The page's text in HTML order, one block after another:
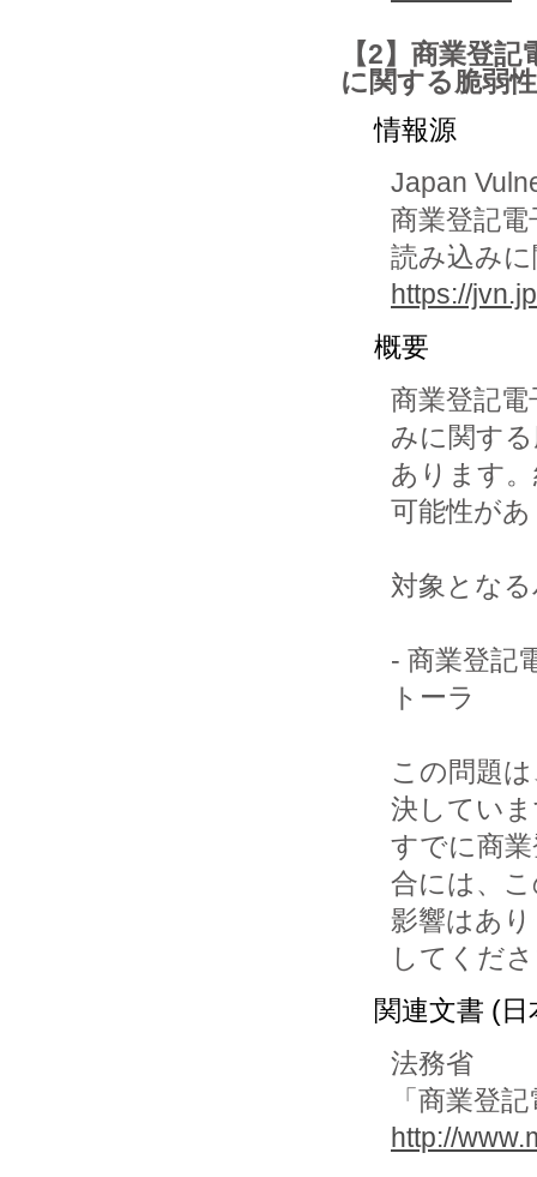
【2】商業登
に関する脆弱性
情報源
Japan
商業登記
読み込み
https://
概要
商業登記
みに関す
あります
可能性が
対象とな
- 商業登記
トーラ
この問題
決してい
すでに商
合には、
影響はあ
してくだ
関連文書 (日
法務省
「商業登
http://